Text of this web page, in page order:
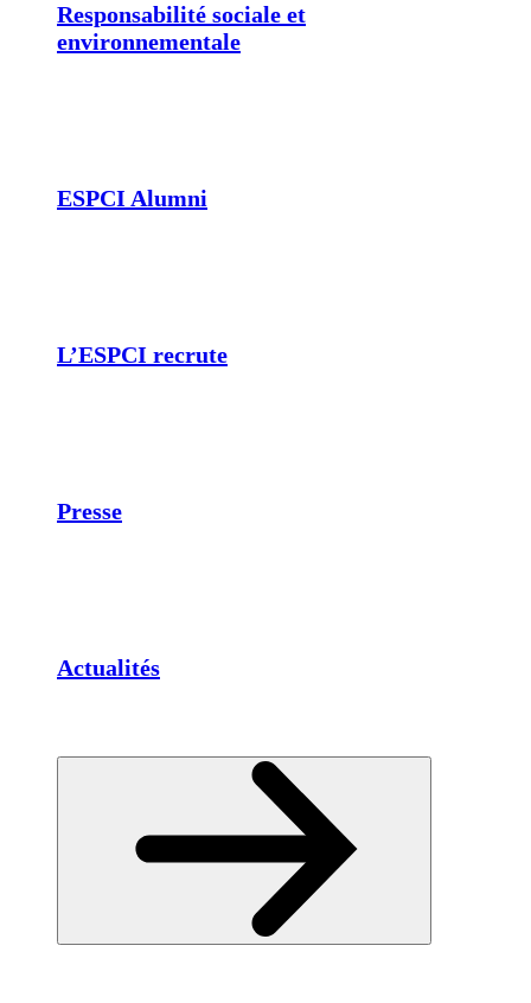
Responsabilité sociale et
environnementale
ESPCI Alumni
L’ESPCI recrute
Presse
Actualités